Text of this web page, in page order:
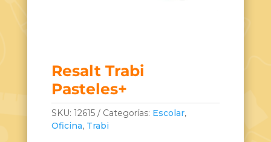
Resalt Trabi
Pasteles+
SKU: 12615 Categorías: Escolar,
Oficina, Trabi